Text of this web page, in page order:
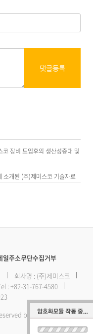
댓글등록
장비 도입후의 생산성증대 및
개된 (주)제미스코 기술자료
일주소무단수집거부
회사명 : (주)제미스코
: +82-31-767-4580
by Zemisco Inc.